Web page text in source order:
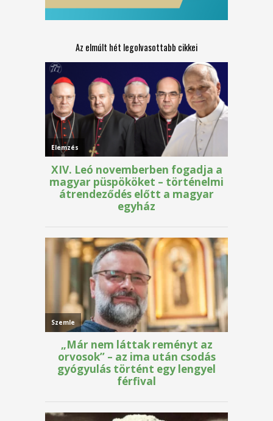
Az elmúlt hét legolvasottabb cikkei